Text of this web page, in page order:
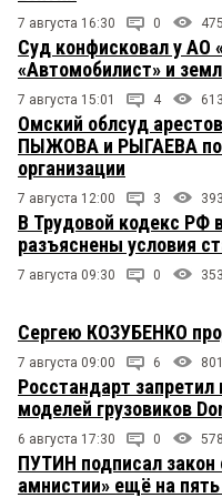
7 августа 16:30 0 475
Суд конфисковал у АО
«Автомобилист» и
7 августа 15:01 4 613
Омский облсуд
ПЫЖОВА и РЫГАЕВА по
организации
7 августа 12:00 3 393
В Трудовой кодекс РФ
разъяснены условия
7 августа 09:30 0 353
Сергею КОЗУБЕНКО
7 августа 09:00 6 801
Росстандарт
моделей грузовиков
6 августа 17:30 0 578
ПУТИН подписал закон
амнистии» ещё на пять